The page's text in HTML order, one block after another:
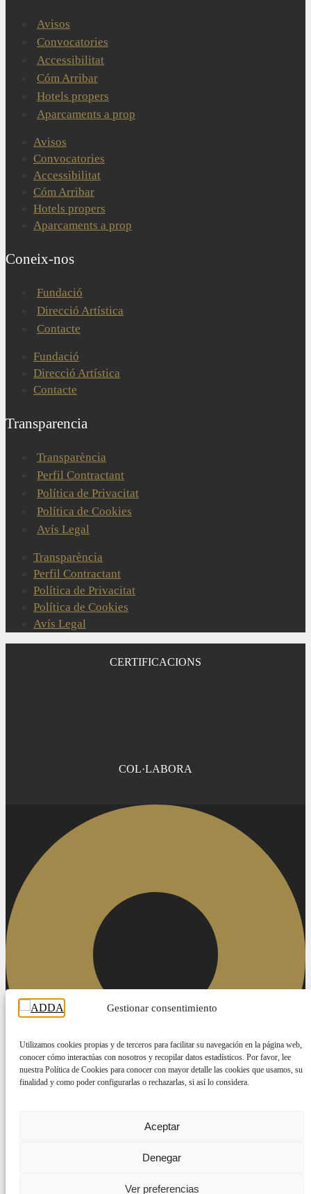
Gestionar consentimiento
Utilizamos cookies propias y de terceros para facilitar su navegación en la página web,
conocer cómo interactúas con nosotros y recopilar datos estadísticos. Por favor, lee
nuestra Política de Cookies para conocer con mayor detalle las cookies que usamos, su
finalidad y como poder configurarlas o rechazarlas, si así lo considera.
Aceptar
Denegar
Ver preferencias
Avisos
Convocatories
Accessibilitat
Cóm Arribar
Hotels propers
Aparcaments a prop
Avisos
Convocatories
Accessibilitat
Cóm Arribar
Hotels propers
Aparcaments a prop
Coneix-nos
Fundació
Direcció Artística
Contacte
Fundació
Direcció Artística
Contacte
Transparencia
Transparència
Perfil Contractant
Política de Privacitat
Política de Cookies
Avís Legal
Transparència
Perfil Contractant
Política de Privacitat
Política de Cookies
Avís Legal
CERTIFICACIONS
COL·LABORA